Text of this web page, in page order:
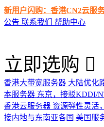
新用户闪购：香港CN2云服
公告 联系我们 帮助中心
立即选购
香港大带宽服务器 大陆优化
本服务器 东京，接驳KDDI/
香港云服务器 资源弹性灵活
接内地与东南亚各国 美国服